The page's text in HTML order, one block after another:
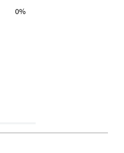
0%